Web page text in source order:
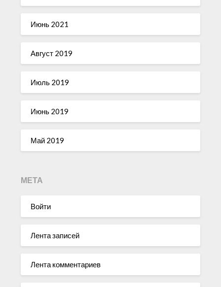
Июнь 2021
Август 2019
Июль 2019
Июнь 2019
Май 2019
МЕТА
Войти
Лента записей
Лента комментариев